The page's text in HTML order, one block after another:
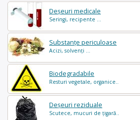
Deșeuri medicale
Seringi, recipente ...
Substanțe periculoase
Acizi, solvenți ...
Biodegradabile
Resturi vegetale, organice..
Deșeuri reziduale
Scutece, mucuri de țigară..